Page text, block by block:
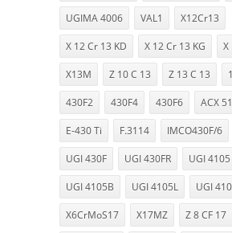
UGIMA 4006 VAL1 X12Cr13
X 12 Cr 13 KD X 12 Cr 13 KG X
X13M Z 10 C 13 Z 13 C 13
430F2 430F4 430F6 ACX
E-430 Ti F.3114 IMCO430F/6
UGI 430F UGI 430FR UGI 4105
UGI 4105B UGI 4105L UGI
X6CrMoS17 X17MZ Z 8 CF 17